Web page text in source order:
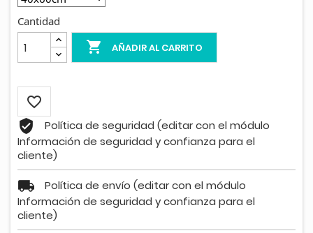
Cantidad
 AÑADIR AL CARRITO

Política de seguridad (editar con el módulo
Información de seguridad y confianza para el
cliente)
Política de envío (editar con el módulo
Información de seguridad y confianza para el
cliente)